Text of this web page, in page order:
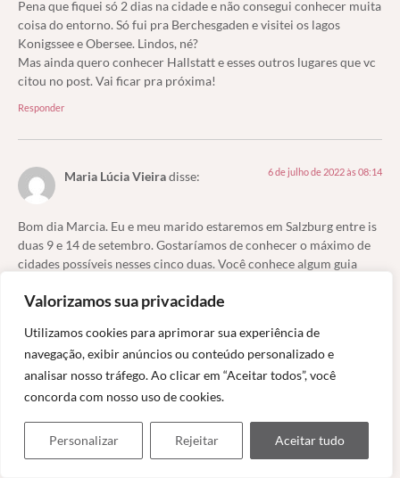
Valorizamos sua privacidade
Utilizamos cookies para aprimorar sua experiência de
navegação, exibir anúncios ou conteúdo personalizado e
analisar nosso tráfego. Ao clicar em “Aceitar todos”, você
concorda com nosso uso de cookies.
Personalizar Rejeitar Aceitar tudo
Pena que fiquei só 2 dias na cidade e não consegui conhecer muita
coisa do entorno. Só fui pra Berchesgaden e visitei os lagos
Konigssee e Obersee. Lindos, né?
Mas ainda quero conhecer Hallstatt e esses outros lugares que vc
citou no post. Vai ficar pra próxima!
Responder
Maria Lúcia Vieiradisse: 6 de julho de 2022 às 08:14
Bom dia Marcia. Eu e meu marido estaremos em Salzburg entre is
duas 9 e 14 de setembro. Gostaríamos de conhecer o máximo de
cidades possíveis nesses cinco duas. Você conhece algum guia
alemão.
Responder
Marcia Picorallo disse:
Oi, Maria Lúcia, tudo bem? Puxa, não conheço, mas pesquisei